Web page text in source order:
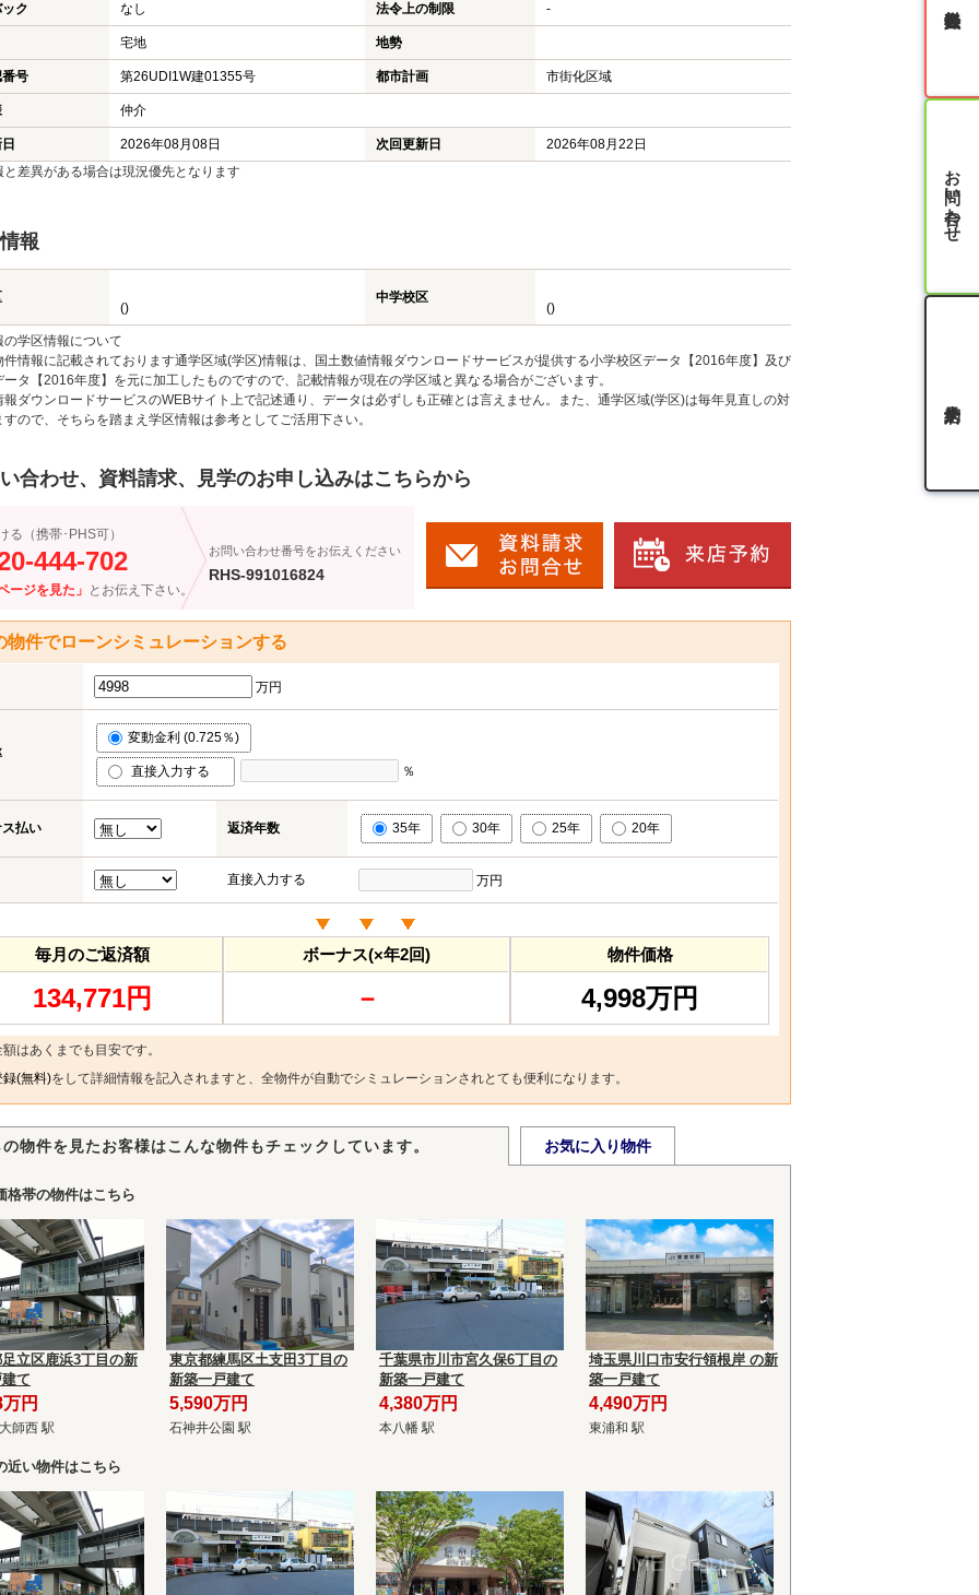
ク なし 法令上の制限 -
宅地 地勢
号 第26UDI1W建01355号 都市計画 市街化区域
仲介
2026年08月08日 次回更新日
2026年08月22日
差異がある場合は現況優先となります
報
()
中学校区
()
学区情報について
件情報に記載されております通学区域(学区)情報は、国土数値情報ダウンロードサービスが提供する小学校区データ【2016年度】及び
ータ【2016年度】を元に加工したものですので、記載情報が現在の学区域と異なる場合がございます。
報ダウンロードサービスのWEBサイト上で記述通り、データは必ずしも正確とは言えません。また、通学区域(学区)は毎年見直しの対
ので、そちらを踏まえ学区情報は参考としてご活用下さい。
合わせ、資料請求、見学のお申し込みはこちらから
る（携帯･PHS可）
444-702
ージを見た」 とお伝え下さい。
お問い合わせ番号をお伝えください
RHS-991016824
物件でローンシミュレーションする
万円
変動金利 (0.725％)
直接入力する ％
払い 返済年数 35年 30年 25年 20年
直接入力する 万円
毎月のご返済額
134,771円
ボーナス(×年2回)
－
物件価格
4,998万円
はあくまでも目安です。
録(無料)をして詳細情報を記入されますと、全物件が自動でシミュレーションされとても便利になります。
物件を見たお客様はこんな物件もチェックしています。 お気に入り物件
格帯の物件はこちら
立区鹿浜3丁目の新
て
円
師西 駅
東京都練馬区土支田3丁目の
新築一戸建て
5,590万円
石神井公園 駅
千葉県市川市宮久保6丁目の
新築一戸建て
4,380万円
本八幡 駅
埼玉県川口市安行領根岸 の新
築一戸建て
4,490万円
東浦和 駅
近い物件はこちら
お問い合わせ